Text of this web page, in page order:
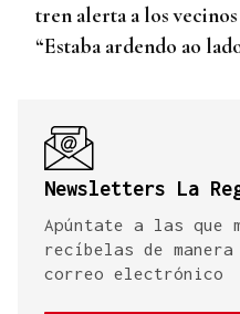
tren alerta a los
“Estaba ardendo ao
Newsletters La
Apúntate a las que
recíbelas de
correo electrónico